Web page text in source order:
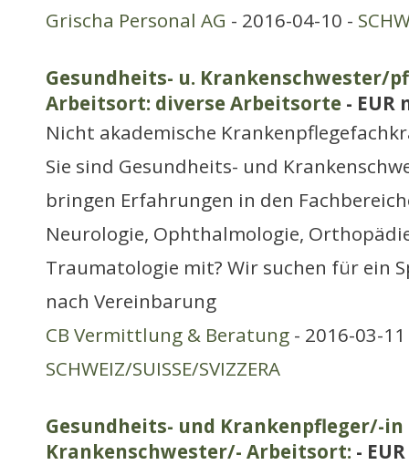
Grischa Personal AG - 2016-04-10 -
Gesundheits- u. Krankenschwester/
Arbeitsort: diverse Arbeitsorte -
Nicht akademische
Sie sind Gesundheits- und
bringen Erfahrungen in den
Neurologie, Ophthalmologie,
Traumatologie mit? Wir suchen für ein
nach Vereinbarung
CB Vermittlung & Beratung - 2016-03-
SCHWEIZ/SUISSE/SVIZZERA
Gesundheits- und Krankenpfleger/-in
Krankenschwester/- Arbeitsort: -